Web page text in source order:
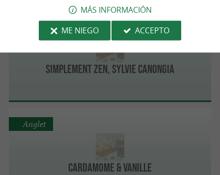
Simplement Zen, Sylvie Canongia
Saint-Pée-sur-Nivelle
Cardamome & Vanille
Anglet
MÁS INFORMACIÓN
ME NIEGO
ACCEPTO